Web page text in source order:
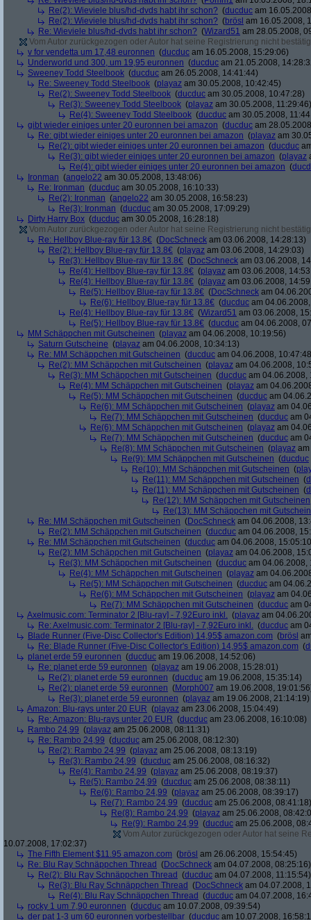
Re(2): Wieviele blus/hd-dvds habt ihr schon? (ducduc am
Re(2): Wieviele blus/hd-dvds habt ihr schon? (brösl am 16.05.2008,
Re: Wieviele blus/hd-dvds habt ihr schon? (Wizard51 am 28.05.2008,
Vom Autor zurückgezogen oder Autor hat seine Registrierung nicht
v for vendetta um 17,48 euronnen (ducduc am 16.05.2008, 15:29:06)
Underworld und 300, um 19,95 euronnen (ducduc am 21.05.2008,
Sweeney Todd Steelbook (ducduc am 26.05.2008, 14:41:44)
Re: Sweeney Todd Steelbook (playaz am 30.05.2008, 10:42:45)
Re(2): Sweeney Todd Steelbook (ducduc am 30.05.2008, 10:47:28)
Re(3): Sweeney Todd Steelbook (playaz am 30.05.2008, 11:29:46)
Re(4): Sweeney Todd Steelbook (ducduc am 30.05.2008,
gibt wieder einiges unter 20 euronnen bei amazon (ducduc am
Re: gibt wieder einiges unter 20 euronnen bei amazon (playaz am
Re(2): gibt wieder einiges unter 20 euronnen bei amazon (ducduc
Re(3): gibt wieder einiges unter 20 euronnen bei amazon (playaz
Re(4): gibt wieder einiges unter 20 euronnen bei amazon (
Ironman (angelo22 am 30.05.2008, 13:48:06)
Re: Ironman (ducduc am 30.05.2008, 16:10:33)
Re(2): Ironman (angelo22 am 30.05.2008, 16:58:23)
Re(3): Ironman (ducduc am 30.05.2008, 17:09:29)
Dirty Harry Box (ducduc am 30.05.2008, 16:28:18)
Vom Autor zurückgezogen oder Autor hat seine Registrierung nicht
Re: Hellboy Blue-ray für 13.8€ (DocSchneck am 03.06.2008, 14:28:13)
Re(2): Hellboy Blue-ray für 13.8€ (playaz am 03.06.2008, 14:29:03)
Re(3): Hellboy Blue-ray für 13.8€ (DocSchneck am 03.06.2008,
Re(4): Hellboy Blue-ray für 13.8€ (playaz am 03.06.2008,
Re(4): Hellboy Blue-ray für 13.8€ (playaz am 03.06.2008,
Re(5): Hellboy Blue-ray für 13.8€ (DocSchneck am
Re(6): Hellboy Blue-ray für 13.8€ (ducduc am
Re(4): Hellboy Blue-ray für 13.8€ (Wizard51 am 03.06.2008,
Re(5): Hellboy Blue-ray für 13.8€ (ducduc am 04.06.2008,
MM Schäppchen mit Gutscheinen (playaz am 04.06.2008, 10:19:56)
Saturn Gutscheine (playaz am 04.06.2008, 10:34:13)
Re: MM Schäppchen mit Gutscheinen (ducduc am 04.06.2008,
Re(2): MM Schäppchen mit Gutscheinen (playaz am 04.06.2008,
Re(3): MM Schäppchen mit Gutscheinen (ducduc am 04.06.2008,
Re(4): MM Schäppchen mit Gutscheinen (playaz am
Re(5): MM Schäppchen mit Gutscheinen (ducduc am
Re(6): MM Schäppchen mit Gutscheinen (playaz am
Re(7): MM Schäppchen mit Gutscheinen (ducduc am
Re(6): MM Schäppchen mit Gutscheinen (playaz am
Re(7): MM Schäppchen mit Gutscheinen (ducduc am
Re(8): MM Schäppchen mit Gutscheinen (playaz
Re(9): MM Schäppchen mit Gutscheinen (ducduc
Re(10): MM Schäppchen mit Gutscheinen (
Re(11): MM Schäppchen mit Gutscheinen (
Re(11): MM Schäppchen mit Gutscheinen (
Re(12): MM Schäppchen mit Gutscheinen
Re(13): MM Schäppchen mit
Re: MM Schäppchen mit Gutscheinen (DocSchneck am 04.06.2008,
Re(2): MM Schäppchen mit Gutscheinen (ducduc am 04.06.2008,
Re: MM Schäppchen mit Gutscheinen (ducduc am 04.06.2008,
Re(2): MM Schäppchen mit Gutscheinen (playaz am 04.06.2008,
Re(3): MM Schäppchen mit Gutscheinen (ducduc am 04.06.2008,
Re(4): MM Schäppchen mit Gutscheinen (playaz am
Re(5): MM Schäppchen mit Gutscheinen (ducduc am
Re(6): MM Schäppchen mit Gutscheinen (playaz am
Re(7): MM Schäppchen mit Gutscheinen (ducduc am
Axelmusic.com: Terminator 2 [Blu-ray] - 7,92Euro inkl. (playaz am
Re: Axelmusic.com: Terminator 2 [Blu-ray] - 7,92Euro inkl. (ducduc am
Blade Runner (Five-Disc Collector's Edition) 14,95$ amazon.com (brösl
Re: Blade Runner (Five-Disc Collector's Edition) 14,95$ amazon.com (
planet erde 59 euronnen (ducduc am 19.06.2008, 14:52:06)
Re: planet erde 59 euronnen (playaz am 19.06.2008, 15:28:01)
Re(2): planet erde 59 euronnen (ducduc am 19.06.2008, 15:35:14)
Re(2): planet erde 59 euronnen (Morph007 am 19.06.2008,
Re(3): planet erde 59 euronnen (playaz am 19.06.2008, 21:14:19)
Amazon: Blu-rays unter 20 EUR (playaz am 23.06.2008, 15:04:49)
Re: Amazon: Blu-rays unter 20 EUR (ducduc am 23.06.2008, 16:10:08)
Rambo 24,99 (playaz am 25.06.2008, 08:11:31)
Re: Rambo 24,99 (ducduc am 25.06.2008, 08:12:30)
Re(2): Rambo 24,99 (playaz am 25.06.2008, 08:13:19)
Re(3): Rambo 24,99 (ducduc am 25.06.2008, 08:16:32)
Re(4): Rambo 24,99 (playaz am 25.06.2008, 08:19:37)
Re(5): Rambo 24,99 (ducduc am 25.06.2008, 08:38:11)
Re(6): Rambo 24,99 (playaz am 25.06.2008, 08:39:17)
Re(7): Rambo 24,99 (ducduc am 25.06.2008, 08:41:18)
Re(8): Rambo 24,99 (playaz am 25.06.2008,
Re(9): Rambo 24,99 (ducduc am 25.06.2008,
Vom Autor zurückgezogen oder Autor hat seine
10.07.2008, 17:02:37)
The Fifth Element $11.95 amazon.com (brösl am 26.06.2008, 15:54:45)
Re: Blu Ray Schnäppchen Thread (DocSchneck am 04.07.2008, 08:25:16)
Re(2): Blu Ray Schnäppchen Thread (ducduc am 04.07.2008, 11:15:54)
Re(3): Blu Ray Schnäppchen Thread (DocSchneck am 04.07.2008,
Re(4): Blu Ray Schnäppchen Thread (ducduc am 04.07.2008,
rocky 1 um 7,90 euronnen (ducduc am 10.07.2008, 09:39:54)
der pat 1-3 um 60 euronnen vorbestellbar (ducduc am 10.07.2008,